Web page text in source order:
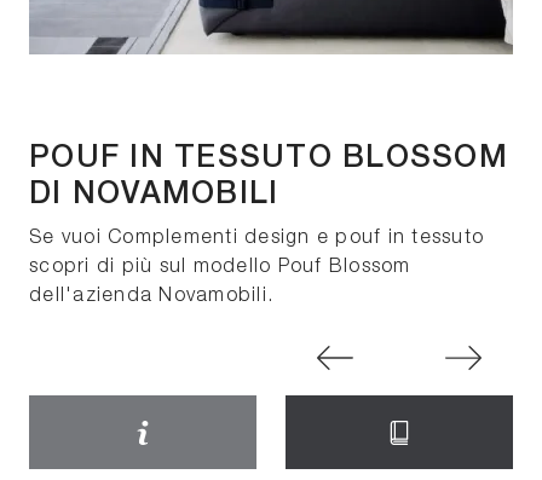
POUF IN TESSUTO BLOSSOM
DI NOVAMOBILI
Se vuoi Complementi design e pouf in tessuto
scopri di più sul modello Pouf Blossom
dell'azienda Novamobili.